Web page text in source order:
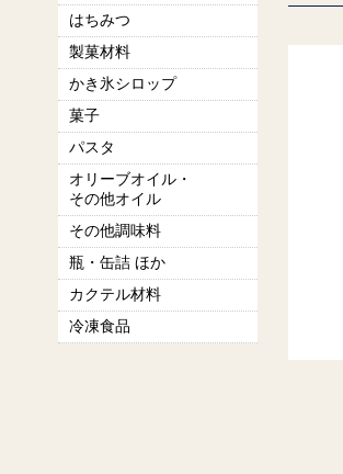
はちみつ
製菓材料
かき氷シロップ
菓子
パスタ
オリーブオイル・
その他オイル
その他調味料
瓶・缶詰 ほか
カクテル材料
冷凍食品